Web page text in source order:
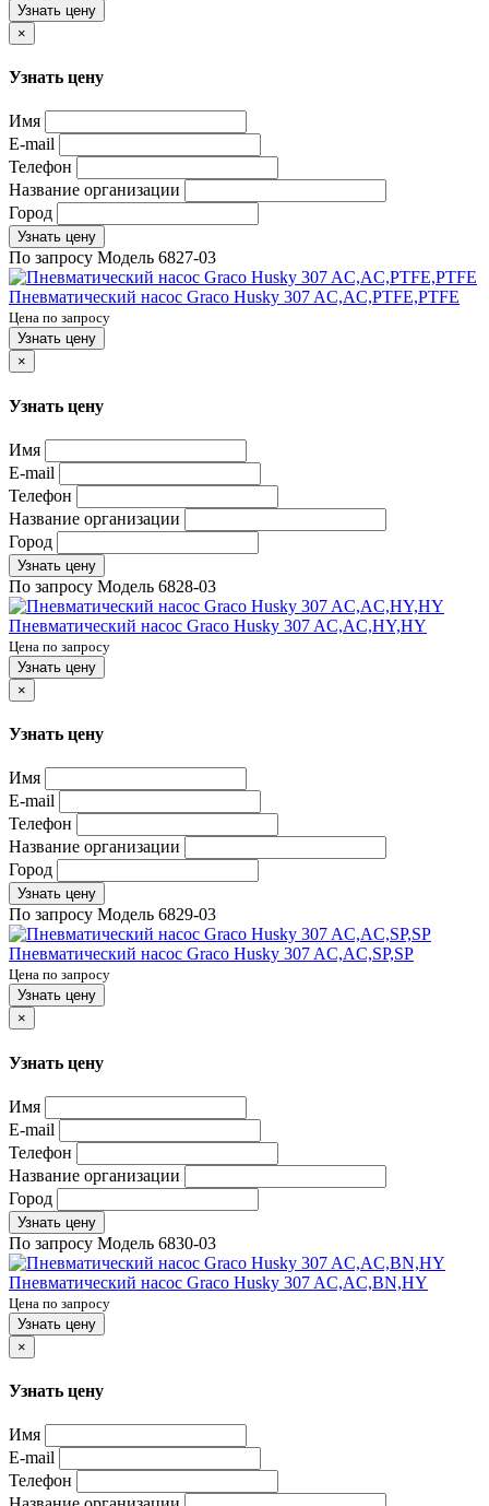
Узнать цену
×
Узнать цену
Имя
E-mail
Телефон
Название организации
Город
Узнать цену
По запросу Модель 6827-03
Пневматический насос Graco Husky 307 AC,AC,PTFE,PTFE
Цена по запросу
Узнать цену
×
Узнать цену
Имя
E-mail
Телефон
Название организации
Город
Узнать цену
По запросу Модель 6828-03
Пневматический насос Graco Husky 307 AC,AC,HY,HY
Цена по запросу
Узнать цену
×
Узнать цену
Имя
E-mail
Телефон
Название организации
Город
Узнать цену
По запросу Модель 6829-03
Пневматический насос Graco Husky 307 AC,AC,SP,SP
Цена по запросу
Узнать цену
×
Узнать цену
Имя
E-mail
Телефон
Название организации
Город
Узнать цену
По запросу Модель 6830-03
Пневматический насос Graco Husky 307 AC,AC,BN,HY
Цена по запросу
Узнать цену
×
Узнать цену
Имя
E-mail
Телефон